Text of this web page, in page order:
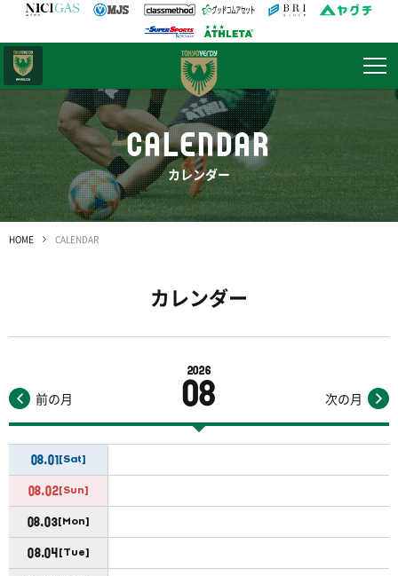
CALENDAR
カレンダー
HOME CALENDAR
カレンダー
2026
08
前の月 次の月
08.01[Sat]
08.02[Sun]
08.03[Mon]
08.04 [Tue]